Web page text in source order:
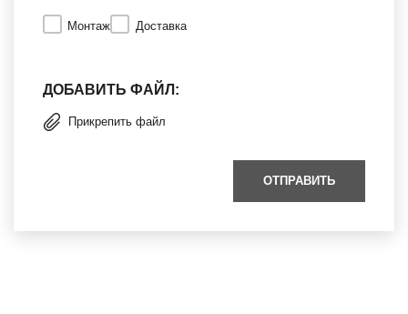
Монтаж Доставка
ДОБАВИТЬ ФАЙЛ:
Прикрепить файл
ОТПРАВИТЬ